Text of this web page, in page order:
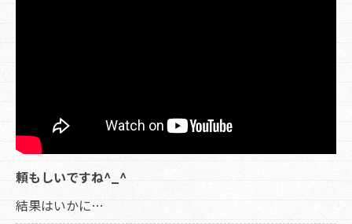
頼もしいですね^_^
結果はいかに…